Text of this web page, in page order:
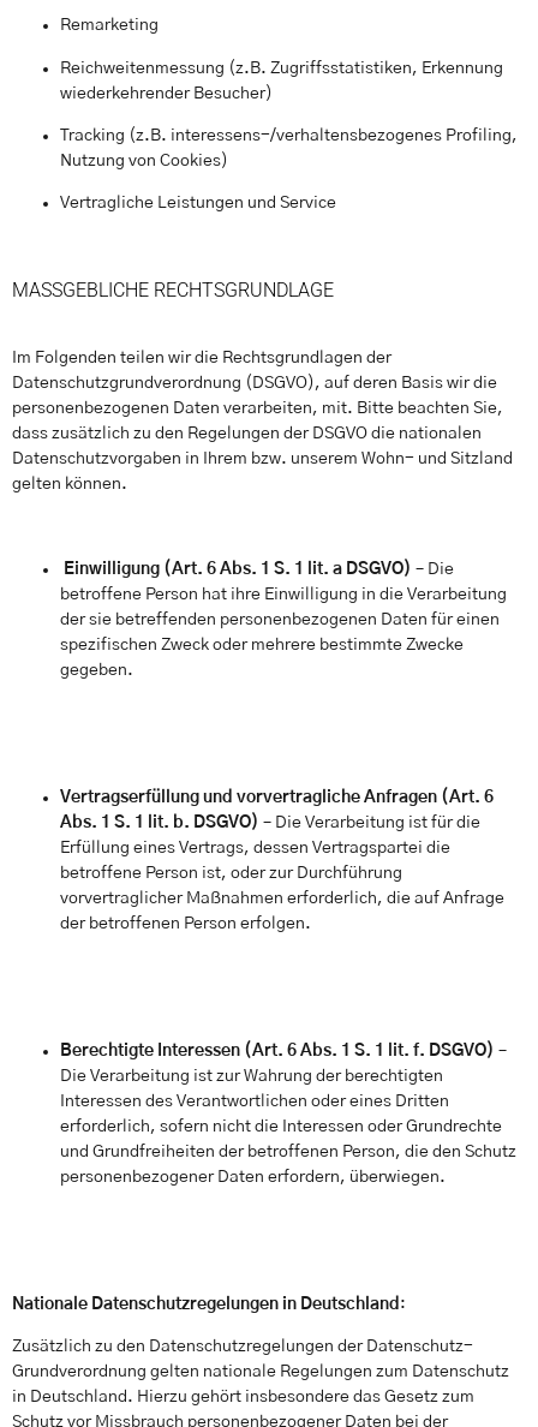
Remarketing
Reichweitenmessung (z.B. Zugriffsstatistiken, Erkennung
wiederkehrender Besucher)
Tracking (z.B. interessens-/verhaltensbezogenes Profiling,
Nutzung von Cookies)
Vertragliche Leistungen und Service
MASSGEBLICHE RECHTSGRUNDLAGE
Im Folgenden teilen wir die Rechtsgrundlagen der
Datenschutzgrundverordnung (DSGVO), auf deren Basis wir die
personenbezogenen Daten verarbeiten, mit. Bitte beachten Sie,
dass zusätzlich zu den Regelungen der DSGVO die nationalen
Datenschutzvorgaben in Ihrem bzw. unserem Wohn- und Sitzland
gelten können.
Einwilligung (Art. 6 Abs. 1 S. 1 lit. a DSGVO) – Die
betroffene Person hat ihre Einwilligung in die Verarbeitung
der sie betreffenden personenbezogenen Daten für einen
spezifischen Zweck oder mehrere bestimmte Zwecke
gegeben.
Vertragserfüllung und vorvertragliche Anfragen (Art. 6
Abs. 1 S. 1 lit. b. DSGVO) – Die Verarbeitung ist für die
Erfüllung eines Vertrags, dessen Vertragspartei die
betroffene Person ist, oder zur Durchführung
vorvertraglicher Maßnahmen erforderlich, die auf Anfrage
der betroffenen Person erfolgen.
Berechtigte Interessen (Art. 6 Abs. 1 S. 1 lit. f. DSGVO) –
Die Verarbeitung ist zur Wahrung der berechtigten
Interessen des Verantwortlichen oder eines Dritten
erforderlich, sofern nicht die Interessen oder Grundrechte
und Grundfreiheiten der betroffenen Person, die den Schutz
personenbezogener Daten erfordern, überwiegen.
Nationale Datenschutzregelungen in Deutschland :
Zusätzlich zu den Datenschutzregelungen der Datenschutz-
Grundverordnung gelten nationale Regelungen zum Datenschutz
in Deutschland. Hierzu gehört insbesondere das Gesetz zum
Schutz vor Missbrauch personenbezogener Daten bei der